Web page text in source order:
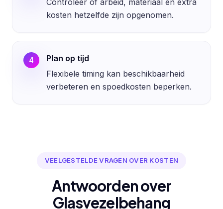
Controleer of arbeid, materiaal en extra
kosten hetzelfde zijn opgenomen.
4
Plan op tijd
Flexibele timing kan beschikbaarheid
verbeteren en spoedkosten beperken.
VEELGESTELDE VRAGEN OVER KOSTEN
Antwoorden over
Glasvezelbehang